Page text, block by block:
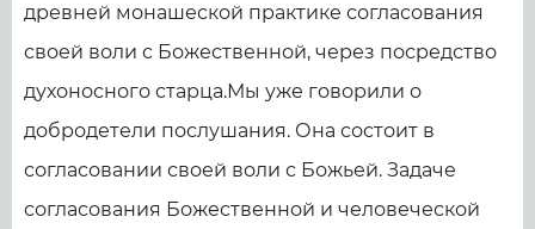
древней монашеской практике согласования
своей воли с Божественной, через посредство
духоносного старца.Мы уже говорили о
добродетели послушания. Она состоит в
согласовании своей воли с Божьей. Задаче
согласования Божественной и человеческой